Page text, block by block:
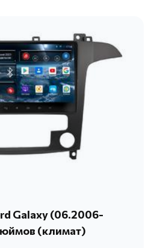
Galaxy (06.2006-
(климат)